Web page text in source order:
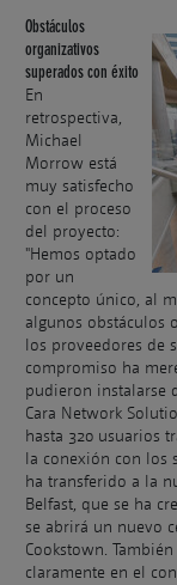
Obstáculos
organizativos
superados con éxito
En
retrospectiva,
Michael
Morrow está
muy satisfecho
con el proceso
del proyecto:
"Hemos optado
por un
concepto único, al
algunos obstáculos
los proveedores de
compromiso ha
pudieron instalarse
Cara Network
hasta 320 usuarios
la conexión con los
ha transferido a la
Belfast, que se ha
se abrirá un nuevo
Cookstown.
claramente en el